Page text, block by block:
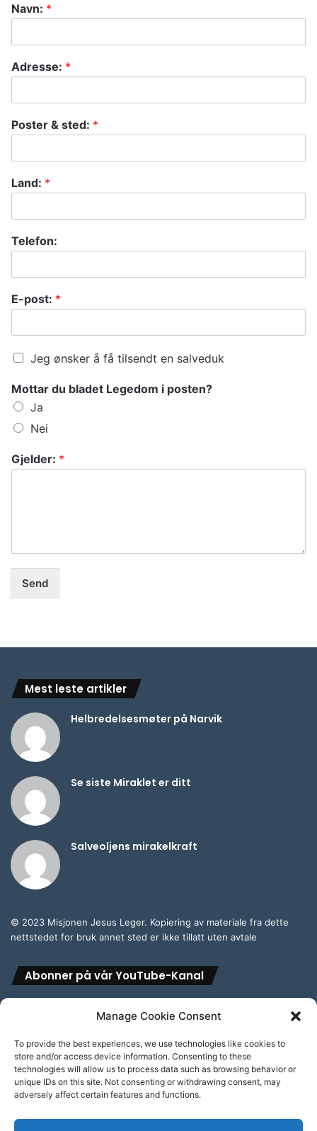
Manage Cookie Consent
To provide the best experiences, we use technologies like cookies to
store and/or access device information. Consenting to these
technologies will allow us to process data such as browsing behavior or
unique IDs on this site. Not consenting or withdrawing consent, may
adversely affect certain features and functions.
Navn: *
Adresse: *
Poster & sted: *
Land: *
Telefon:
E-post: *
C
e
c
k
b
x
e
Jeg ønsker å få tilsendt en salveduk
Mottar du bladet Legedom i posten?
Ja
Nei
Gjelder: *
Send
Mest leste artikler
Helbredelsesmøter på Narvik
Se siste Miraklet er ditt
Salveoljens mirakelkraft
© 2023 Misjonen Jesus Leger. Kopiering av materiale fra dette
nettstedet for bruk annet sted er ikke tillatt uten avtale
Abonner på vår YouTube-Kanal
Abonner på vår engelske YouTube-Kanal